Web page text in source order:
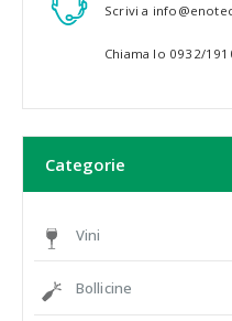
Scrivi a
Chiama lo 0932/
Categorie
Vini
Bollicine